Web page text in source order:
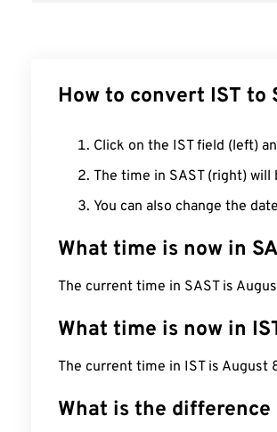
How to convert IST to
Click on the IST field (left)
The time in SAST (right)
You can also change the
What time is now in
The current time in SAST is
What time is now in
The current time in IST is August
What is the difference